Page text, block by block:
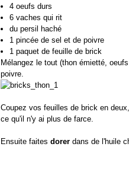
4 oeufs durs
6 vaches qui rit
du persil haché
1 pincée de sel et de poivre
1 paquet de feuille de brick
Mélangez le tout (thon émietté,
poivre.
Coupez vos feuilles de brick en
ce qu'il n'y ai plus de farce.
Ensuite faites dorer dans de l'huile